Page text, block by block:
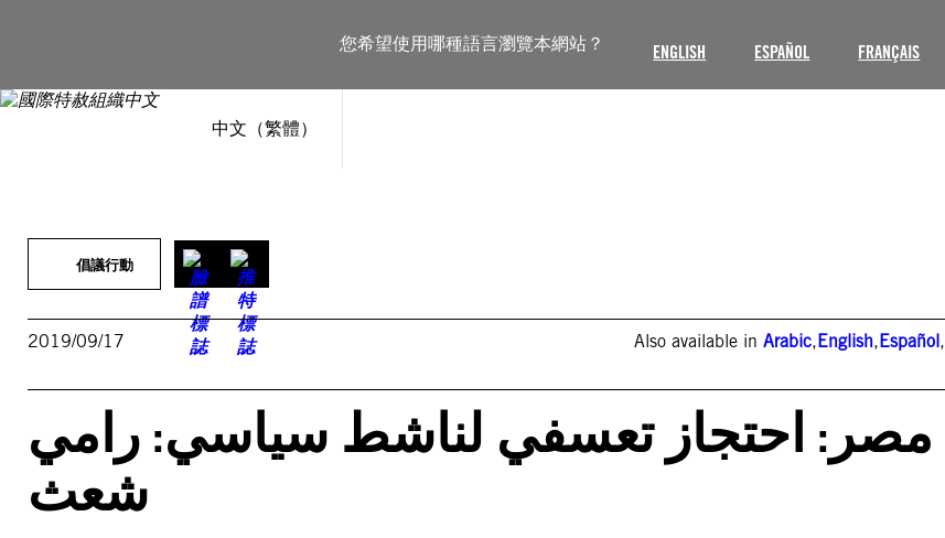
您希望使用哪種語言瀏覽本網站？ ENGLISH ESPAÑOL FRANÇAIS
中文（繁體）
內
倡議行動
2019/09/17 Also available inArabic,English,Español,
مصر: احتجاز تعسفي لناشط سياسي: رامي
شعث